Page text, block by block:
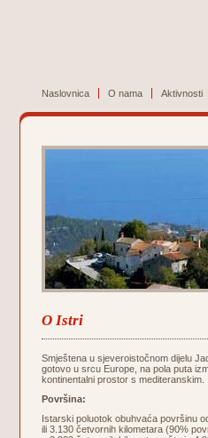
Naslovnica O nama Aktivnosti
O Istri
Smještena u sjeveroistočnom dijelu
gotovo u srcu Europe, na pola puta
kontinentalni prostor s mediteranskim.
Površina:
Istarski poluotok obuhvaća površinu
ili 3.130 četvornih kilometara (90%